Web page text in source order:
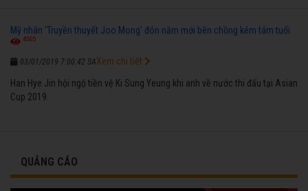
Mỹ nhân 'Truyền thuyết Joo Mong' đón năm mới bên chồng kém tám tuổi
4505
03/01/2019 7:00:42 SA
Han Hye Jin hội ngộ tiền vệ Ki Sung Yeung khi anh về nước thi đấu tại Asian
Cup 2019.
Xem chi tiết
QUẢNG CÁO